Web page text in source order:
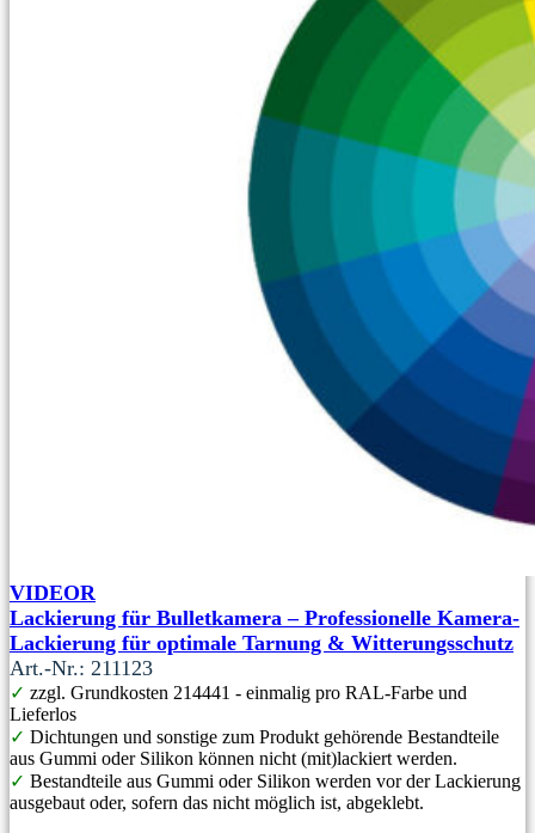
VIDEOR
Lackierung für Bulletkamera – Professionelle Kamera-
Lackierung für optimale Tarnung & Witterungsschutz
Art.-Nr.: 211123
✓ zzgl. Grundkosten 214441 - einmalig pro RAL-Farbe und
Lieferlos
✓ Dichtungen und sonstige zum Produkt gehörende Bestandteile
aus Gummi oder Silikon können nicht (mit)lackiert werden.
✓ Bestandteile aus Gummi oder Silikon werden vor der Lackierung
ausgebaut oder, sofern das nicht möglich ist, abgeklebt.